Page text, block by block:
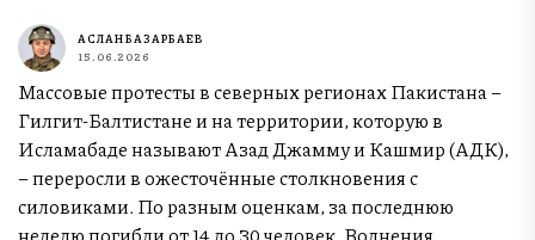
АСЛАН БАЗАРБАЕВ
15.06.2026
Массовые протесты в северных регионах Пакистана –
Гилгит-Балтистане и на территории, которую в
Исламабаде называют Азад Джамму и Кашмир (АДК),
– переросли в ожесточённые столкновения с
силовиками. По разным оценкам, за последнюю